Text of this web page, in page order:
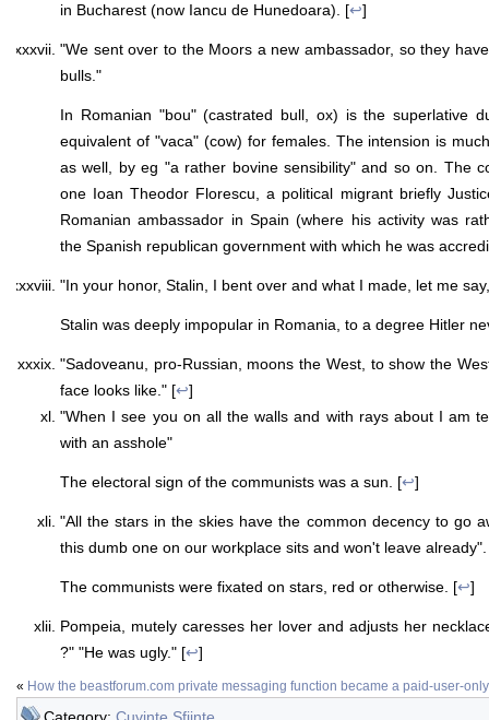
in Bucharest (now Iancu de Hunedoara). [↩]
"We sent over to the Moors a new ambassador, so they
bulls."
In Romanian "bou" (castrated bull, ox) is the superlative
equivalent of "vaca" (cow) for females. The intension is
as well, by eg "a rather bovine sensibility" and so on. The
one Ioan Theodor Florescu, a political migrant briefly
Romanian ambassador in Spain (where his activity was
the Spanish republican government with which he was
"In your honor, Stalin, I bent over and what I made, let me
Stalin was deeply impopular in Romania, to a degree Hitler
"Sadoveanu, pro-Russian, moons the West, to show the
face looks like." [↩]
"When I see you on all the walls and with rays about I am
with an asshole"
The electoral sign of the communists was a sun. [↩]
"All the stars in the skies have the common decency to go
this dumb one on our workplace sits and won't leave already".
The communists were fixated on stars, red or otherwise. [↩]
Pompeia, mutely caresses her lover and adjusts her
?" "He was ugly." [↩]
« How the beastforum.com private messaging function became a paid-user-
Category: Cuvinte Sfiinte